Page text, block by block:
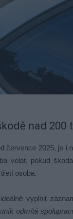
nad 200
července 2025, je i
volat, pokud
osoba.
vyplnit
odmítá